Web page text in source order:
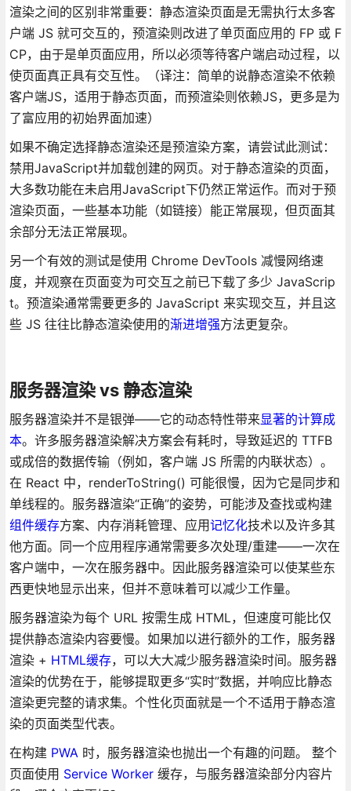
渲染之间的区别非常重要：静态渲染页面是无需执行太多客
户端 JS 就可交互的，预渲染则改进了单页面应用的 FP 或 F
CP，由于是单页面应用，所以必须等待客户端启动过程，以
使页面真正具有交互性。（译注：简单的说静态渲染不依赖
客户端JS，适用于静态页面，而预渲染则依赖JS，更多是为
了富应用的初始界面加速）
如果不确定选择静态渲染还是预渲染方案，请尝试此测试：
禁用JavaScript并加载创建的网页。对于静态渲染的页面，
大多数功能在未启用JavaScript下仍然正常运作。而对于预
渲染页面，一些基本功能（如链接）能正常展现，但页面其
余部分无法正常展现。
另一个有效的测试是使用 Chrome DevTools 减慢网络速
度，并观察在页面变为可交互之前已下载了多少 JavaScrip
t。预渲染通常需要更多的 JavaScript 来实现交互，并且这
些 JS 往往比静态渲染使用的渐进增强方法更复杂。
服务器渲染 vs 静态渲染
服务器渲染并不是银弹——它的动态特性带来显著的计算成
本。许多服务器渲染解决方案会有耗时，导致延迟的 TTFB
或成倍的数据传输（例如，客户端 JS 所需的内联状态）。
在 React 中，renderToString() 可能很慢，因为它是同步和
单线程的。服务器渲染“正确”的姿势，可能涉及查找或构建
组件缓存方案、内存消耗管理、应用记忆化技术以及许多其
他方面。同一个应用程序通常需要多次处理/重建——一次在
客户端中，一次在服务器中。因此服务器渲染可以使某些东
西更快地显示出来，但并不意味着可以减少工作量。
服务器渲染为每个 URL 按需生成 HTML，但速度可能比仅
提供静态渲染内容要慢。如果加以进行额外的工作，服务器
渲染 + HTML缓存，可以大大减少服务器渲染时间。服务器
渲染的优势在于，能够提取更多“实时”数据，并响应比静态
渲染更完整的请求集。个性化页面就是一个不适用于静态渲
染的页面类型代表。
在构建 PWA时，服务器渲染也抛出一个有趣的问题。 整个
页面使用 Service Worker缓存，与服务器渲染部分内容片